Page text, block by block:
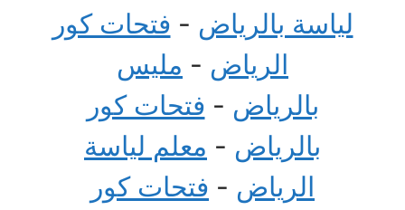
لياسة بالرياض - فتحات كور
الرياض - مليس
بالرياض - فتحات كور
بالرياض - معلم لياسة
الرياض - فتحات كور